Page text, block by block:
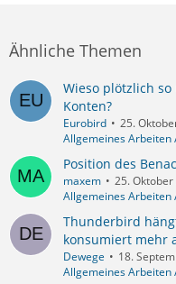
Ähnliche Themen
Wieso plötzlich
Konten?
Eurobird
25.
Allgemeines Arbeiten
Position des
maxem
25.
Allgemeines Arbeiten
Thunderbird
konsumiert mehr
Dewege
18.
Allgemeines Arbeiten